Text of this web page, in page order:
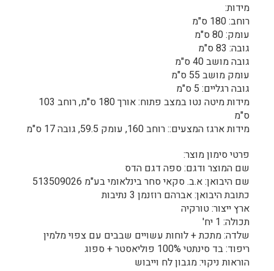
מידות:
רוחב: 180 ס"מ
עומק: 80 ס"מ
גובה: 83 ס"מ
גובה מושב 40 ס"מ
עומק מושב 55 ס"מ
גובה רגליים: 5 ס"מ
מידות מיטה נטו במצב פתוח: אורך 180 ס"מ, רוחב 103
ס"מ
מידות ארגז המצעים:: רוחב 160, עומק 59.5, גובה 17 ס"מ
פרטי סימון מוצר:
שם המוצר ודגם: ספה דגם הדס
שם היבואן: א.ב. סקאי סחר בינלאומי בע"מ 513509026
כתובת היבואן: אברהם רוזנמן 3 נתיבות
ארץ ייצור: טורקיה
תכולה: 1 יח'
שלדה: מתכת + לוחות עשויים שבבים עם צפוי מלמין
ריפוד: בד סינתטי 100% פוליאסטר + ספוג
הוראות ניקוי: מגבון לח וייבוש